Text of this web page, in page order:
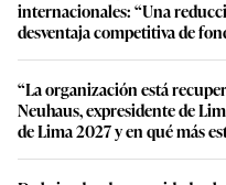
internacionales: “Una
desventaja competitiva de
“La organización está
Neuhaus, expresidente de
de Lima 2027 y en qué más